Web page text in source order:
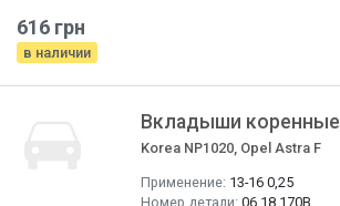
616 грн
в наличии
Вкладыши коренные
Korea NP1020, Opel Astra F
Применение: 13-16 0,25
Номер детали: 06 18 170B